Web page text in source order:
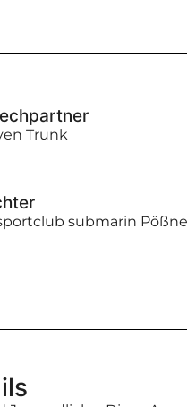
Trunk
submarin